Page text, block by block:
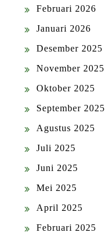
Februari 2026
Januari 2026
Desember 2025
November 2025
Oktober 2025
September 2025
Agustus 2025
Juli 2025
Juni 2025
Mei 2025
April 2025
Februari 2025